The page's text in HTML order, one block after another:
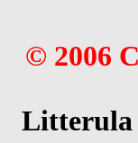
© 2006